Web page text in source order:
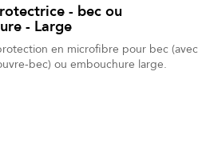
- bec ou
- Large
en microfibre pour bec (avec
bec) ou embouchure large.